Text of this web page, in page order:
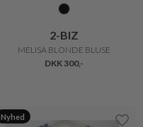
2-BIZ
MELISA BLONDE BLUSE
DKK 300,-
Nyhed